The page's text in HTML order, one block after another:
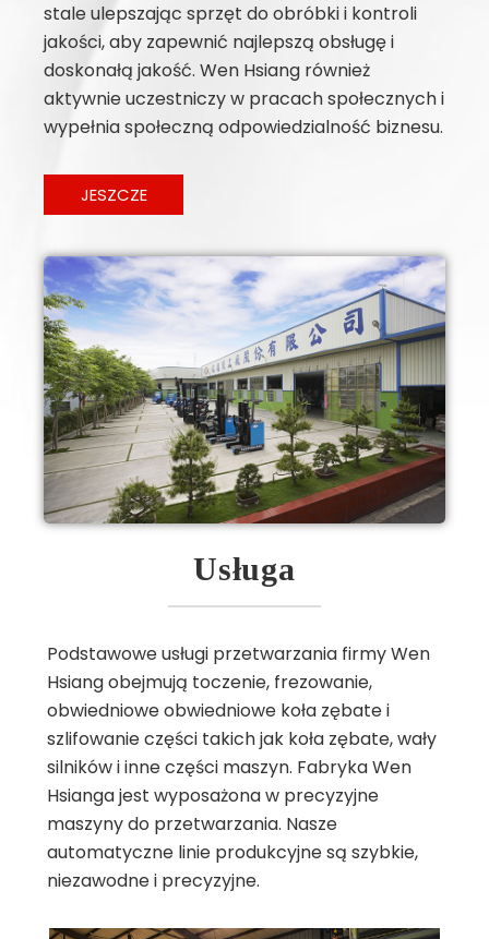
stale ulepszając sprzęt do obróbki i kontroli
jakości, aby zapewnić najlepszą obsługę i
doskonałą jakość. Wen Hsiang również
aktywnie uczestniczy w pracach społecznych i
wypełnia społeczną odpowiedzialność biznesu.
JESZCZE
Usługa
Podstawowe usługi przetwarzania firmy Wen
Hsiang obejmują toczenie, frezowanie,
obwiedniowe obwiedniowe koła zębate i
szlifowanie części takich jak koła zębate, wały
silników i inne części maszyn. Fabryka Wen
Hsianga jest wyposażona w precyzyjne
maszyny do przetwarzania. Nasze
automatyczne linie produkcyjne są szybkie,
niezawodne i precyzyjne.